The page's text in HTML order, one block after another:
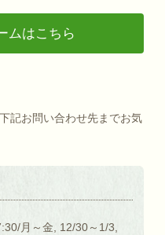
ムはこちら
記お問い合わせ先までお気
月～金, 12/30～1/3,